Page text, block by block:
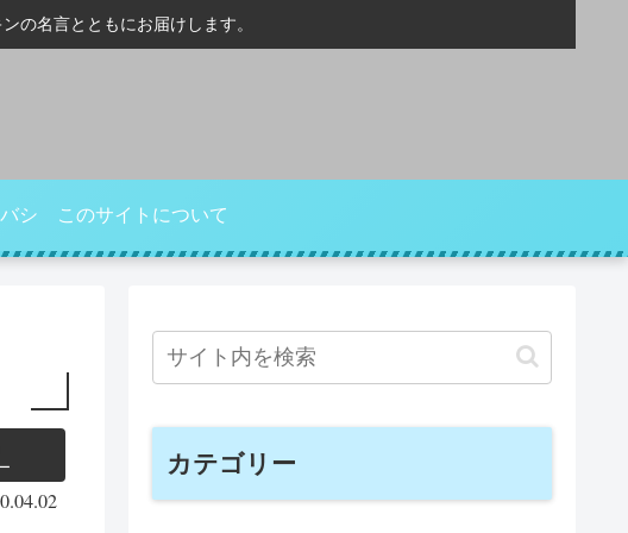
の名言とともにお届けします。
シ このサイトについて
カテゴリー